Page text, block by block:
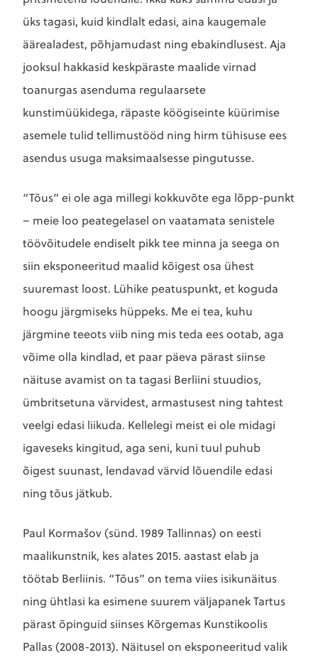
üks tagasi, kuid kindlalt edasi, aina kaugemale
äärealadest, põhjamudast ning ebakindlusest. Aja
jooksul hakkasid keskpäraste maalide virnad
toanurgas asenduma regulaarsete
kunstimüükidega, räpaste köögiseinte küürimise
asemele tulid tellimustööd ning hirm tühisuse ees
asendus usuga maksimaalsesse pingutusse.
“Tõus” ei ole aga millegi kokkuvõte ega lõpp-punkt
– meie loo peategelasel on vaatamata senistele
töövõitudele endiselt pikk tee minna ja seega on
siin eksponeeritud maalid kõigest osa ühest
suuremast loost. Lühike peatuspunkt, et koguda
hoogu järgmiseks hüppeks. Me ei tea, kuhu
järgmine teeots viib ning mis teda ees ootab, aga
võime olla kindlad, et paar päeva pärast siinse
näituse avamist on ta tagasi Berliini stuudios,
ümbritsetuna värvidest, armastusest ning tahtest
veelgi edasi liikuda. Kellelegi meist ei ole midagi
igaveseks kingitud, aga seni, kuni tuul puhub
õigest suunast, lendavad värvid lõuendile edasi
ning tõus jätkub.
Paul Kormašov (sünd. 1989 Tallinnas) on eesti
maalikunstnik, kes alates 2015. aastast elab ja
töötab Berliinis. “Tõus” on tema viies isikunäitus
ning ühtlasi ka esimene suurem väljapanek Tartus
pärast õpinguid siinses Kõrgemas Kunstikoolis
Pallas (2008-2013). Näitusel on eksponeeritud valik